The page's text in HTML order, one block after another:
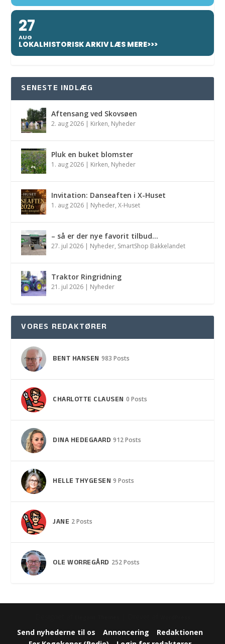
27
AUG
LOKALHISTORISK ARKIV LÆS MERE>>>
SENESTE INDLÆG
Aftensang ved Skovsøen
2. aug 2026 | Kirken, Nyheder
Pluk en buket blomster
1. aug 2026 | Kirken, Nyheder
Invitation: Danseaften i X-Huset
1. aug 2026 | Nyheder,X-Huset
– så er der nye favorit tilbud…
27. jul 2026 | Nyheder, SmartShop Bakkelandet
Traktor Ringridning
21. jul 2026 | Nyheder
VORES REDAKTØRER
BENT HANSEN 983 Posts
CHARLOTTE CLAUSEN 0 Posts
DINA HEDEGAARD 912 Posts
HELLE THYGESEN 9 Posts
JANE 2 Posts
OLE WORREGÅRD 252 Posts
Send nyhederne til os Annoncering
Redaktionen